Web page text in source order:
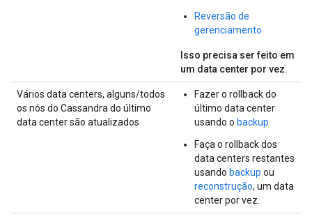
Reversão de
gerenciamento
Isso precisa ser feito em
um data center por vez.
Vários data centers, alguns/todos
os nós do Cassandra do último
data center são atualizados
Fazer o rollback do
último data center
usando o backup
Faça o rollback dos
data centers restantes
usando backup ou
reconstrução, um data
center por vez.